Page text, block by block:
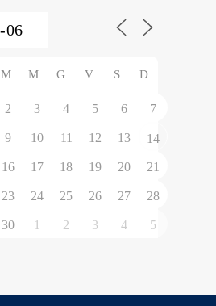
M M G V S D
2 3 4 5 6 7
9 10 11 12 13 14
16 17 18 19 20 21
23 24 25 26 27 28
30 1 2 3 4 5